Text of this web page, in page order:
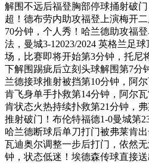
解围不远后福登胸部停球捅射破
超！德布劳内助攻福登上演梅开
70分钟，个人秀！哈兰德助攻福
法，曼城3-12023/2024 英格兰足
场，比赛即将开始第3分钟，托尼
下解围踢疵后立刻头球解围第7分
兰德接球推射被挡第10分钟，阿
肯飞身单手扑救第14分钟，阿尔
肯状态火热持续扑救第21分钟，
推射破门！布伦特福德1-0曼城第
哈兰德断球后单刀打门被弗莱肯
瓦迪奥尔调整一步后打门，依然
钟，状态低迷！埃德森传球直接